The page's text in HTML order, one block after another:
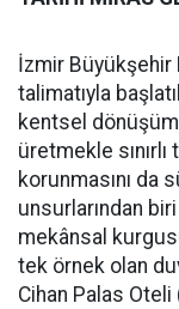
İzmir Büyükşehir
talimatıyla
kentsel dönüşüm
üretmekle
korunmasını da
unsurlarından
mekânsal
tek örnek olan
Cihan Palas